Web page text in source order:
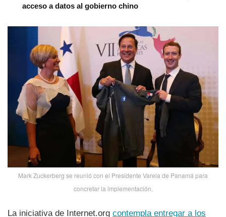
acceso a datos al gobierno chino
Mark Zuckerberg se reunió con el Presidente Varela de Panamá para
concretar la implementación.
La iniciativa de Internet.org contempla entregar a los